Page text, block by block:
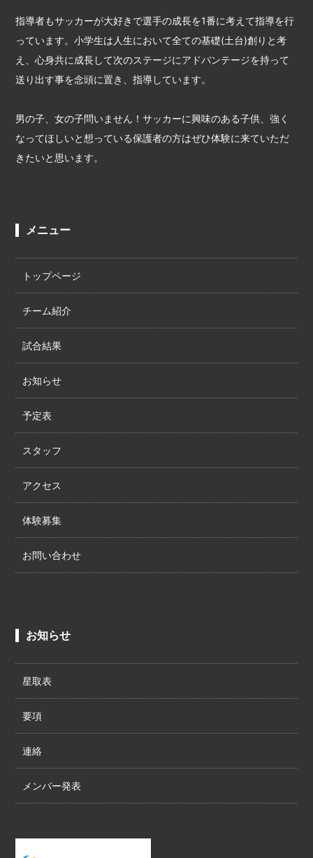
指導者もサッカーが大好きで選手の成長を1番に考えて指導を行
っています。小学生は人生において全ての基礎(土台)創りと考
え、心身共に成長して次のステージにアドバンテージを持って
送り出す事を念頭に置き、指導しています。
男の子、女の子問いません！サッカーに興味のある子供、強く
なってほしいと想っている保護者の方はぜひ体験に来ていただ
きたいと思います。
メニュー
トップページ
チーム紹介
試合結果
お知らせ
予定表
スタッフ
アクセス
体験募集
お問い合わせ
お知らせ
星取表
要項
連絡
メンバー発表